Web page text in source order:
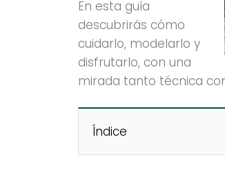
En esta guía
descubrirás cómo
cuidarlo, modelarlo y
disfrutarlo, con una
mirada tanto técnica
Índice